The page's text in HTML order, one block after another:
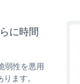
に時間
弱性を悪用
ます。